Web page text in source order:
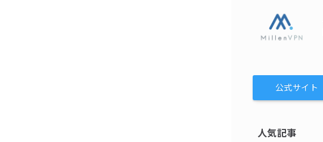
公式サイト
人気記事